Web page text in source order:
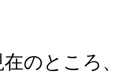
のところ